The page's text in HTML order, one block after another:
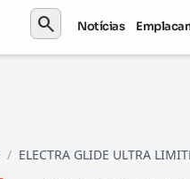
search Notícias
/ ELECTRA GLIDE ULTRA